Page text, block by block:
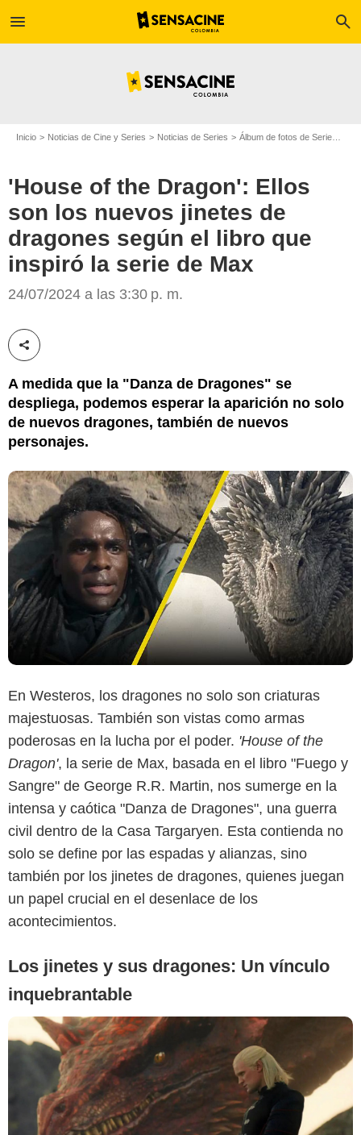
menu search
Inicio Noticias de Cine y Series Noticias de Series Álbum de fotos de Serie
'House of the Dragon': Ellos
son los nuevos jinetes de
dragones según el libro que
inspiró la serie de Max
24/07/2024 a las 3:30 p. m.
Compartir esta noticia
A medida que la "Danza de Dragones" se
despliega, podemos esperar la aparición no solo
de nuevos dragones, también de nuevos
personajes.
En Westeros, los dragones no solo son criaturas
majestuosas. También son vistas como armas
poderosas en la lucha por el poder. 'House of the
Dragon', la serie de Max, basada en el libro "Fuego y
Sangre" de George R.R. Martin, nos sumerge en la
intensa y caótica "Danza de Dragones", una guerra
civil dentro de la Casa Targaryen. Esta contienda no
solo se define por las espadas y alianzas, sino
también por los jinetes de dragones, quienes juegan
un papel crucial en el desenlace de los
acontecimientos.
Los jinetes y sus dragones: Un vínculo
inquebrantable
Max